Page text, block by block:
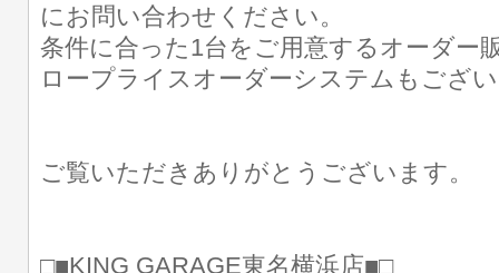
にお問い合わせください。
条件に合った1台をご用意するオーダー
ロープライスオーダーシステムもござ
ご覧いただきありがとうございます。
□■KING GARAGE東名横浜店■□